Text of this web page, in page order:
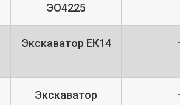
ЭО4225
Экскаватор ЕК14
Экскаватор